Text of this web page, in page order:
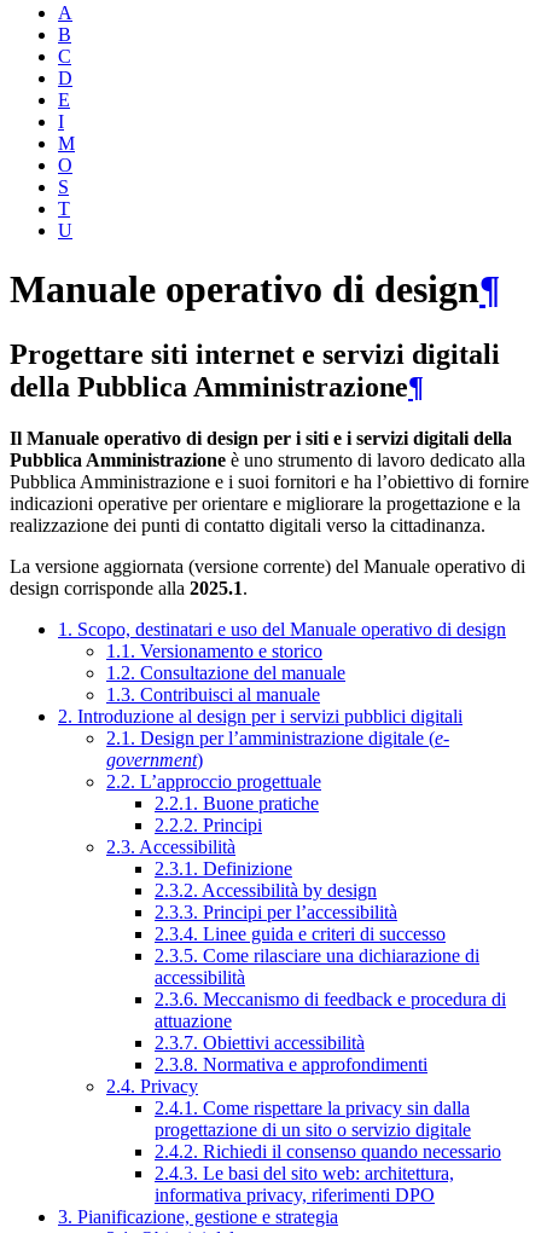
A
B
C
D
E
I
M
O
S
T
U
Manuale operativo di design¶
Progettare siti internet e servizi digitali
della Pubblica Amministrazione¶
Il Manuale operativo di design per i siti e i servizi digitali della
Pubblica Amministrazione è uno strumento di lavoro dedicato alla
Pubblica Amministrazione e i suoi fornitori e ha l’obiettivo di fornire
indicazioni operative per orientare e migliorare la progettazione e la
realizzazione dei punti di contatto digitali verso la cittadinanza.
La versione aggiornata (versione corrente) del Manuale operativo di
design corrisponde alla 2025.1.
1. Scopo, destinatari e uso del Manuale operativo di design
1.1. Versionamento e storico
1.2. Consultazione del manuale
1.3. Contribuisci al manuale
2. Introduzione al design per i servizi pubblici digitali
2.1. Design per l’amministrazione digitale (e-
government)
2.2. L’approccio progettuale
2.2.1. Buone pratiche
2.2.2. Principi
2.3. Accessibilità
2.3.1. Definizione
2.3.2. Accessibilità by design
2.3.3. Principi per l’accessibilità
2.3.4. Linee guida e criteri di successo
2.3.5. Come rilasciare una dichiarazione di
accessibilità
2.3.6. Meccanismo di feedback e procedura di
attuazione
2.3.7. Obiettivi accessibilità
2.3.8. Normativa e approfondimenti
2.4. Privacy
2.4.1. Come rispettare la privacy sin dalla
progettazione di un sito o servizio digitale
2.4.2. Richiedi il consenso quando necessario
2.4.3. Le basi del sito web: architettura,
informativa privacy, riferimenti DPO
3. Pianificazione, gestione e strategia